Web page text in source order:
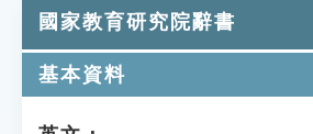
知識索引
單字索引
國家教育研究院辭書
基本資料